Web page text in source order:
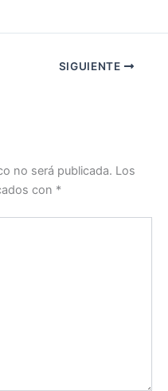
SIGUIENTE
no será publicada. Los
con *